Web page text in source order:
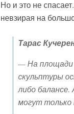
Но и это не
невзирая на
Тарас
— На площади
скульптуры
либо балансе.
могут только